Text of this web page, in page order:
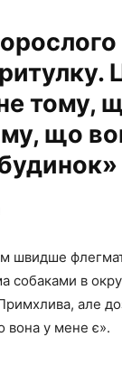
тому,
що
швидше
собаками в
але
вона у мене є».